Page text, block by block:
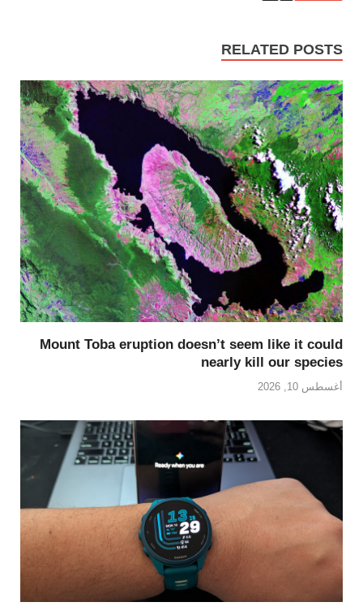
RELATED POSTS
Mount Toba eruption doesn’t seem like it could
nearly kill our species
أغسطس 10, 2026